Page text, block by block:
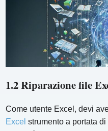
1.2 Riparazione file
Come utente Excel, devi
Excel strumento a portata